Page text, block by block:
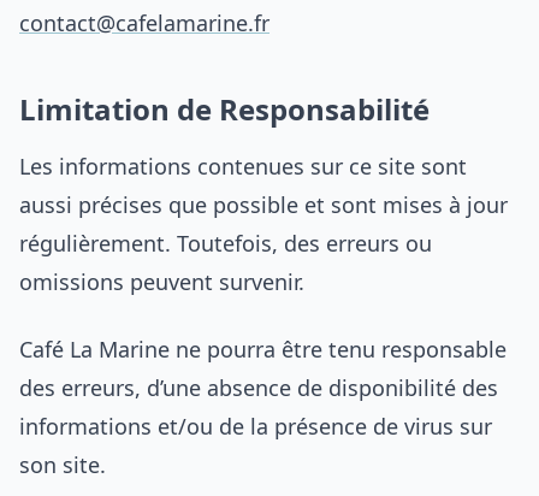
contact@cafelamarine.fr
Limitation de Responsabilité
Les informations contenues sur ce site sont
aussi précises que possible et sont mises à jour
régulièrement. Toutefois, des erreurs ou
omissions peuvent survenir.
Café La Marine ne pourra être tenu responsable
des erreurs, d’une absence de disponibilité des
informations et/ou de la présence de virus sur
son site.